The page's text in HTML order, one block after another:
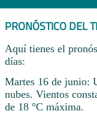
PRONÓSTICO DEL
Aquí tienes el
días:
Martes 16 de junio:
nubes. Vientos
de 18 °C máxima.